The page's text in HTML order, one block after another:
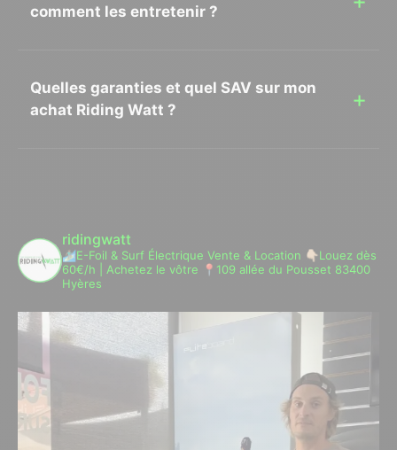
comment les entretenir ?
Quelles garanties et quel SAV sur mon
achat Riding Watt ?
ridingwatt
🏄🏾‍♂️E-Foil & Surf Électrique Vente & Location 👇🏼Louez dès
60€/h | Achetez le vôtre 📍109 allée du Pousset 83400
Hyères